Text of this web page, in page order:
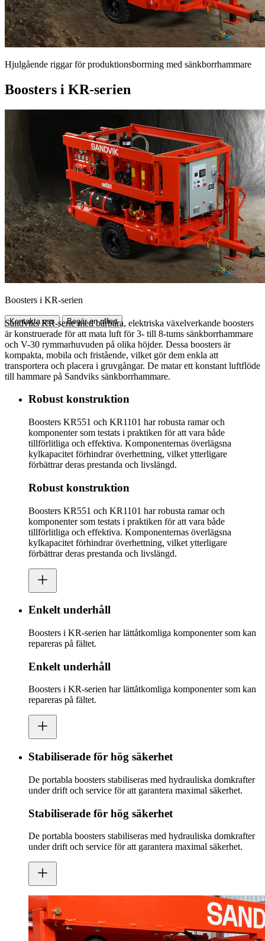
Hjulgående riggar för produktionsborrning med sänkborrhammare
Boosters i KR-serien
Boosters i KR-serien
Kontakta oss Begär en offert
Sandviks KR-serie med bärbara, elektriska växelverkande boosters
är konstruerade för att mata luft för 3- till 8-tums sänkborrhammare
och V-30 rymmarhuvuden på olika höjder. Dessa boosters är
kompakta, mobila och fristående, vilket gör dem enkla att
transportera och placera i gruvgångar. De matar ett konstant luftflöde
till hammare på Sandviks sänkborrhammare.
Robust konstruktion
Boosters KR551 och KR1101 har robusta ramar och
komponenter som testats i praktiken för att vara både
tillförlitliga och effektiva. Komponenternas överlägsna
kylkapacitet förhindrar överhettning, vilket ytterligare
förbättrar deras prestanda och livslängd.
Robust konstruktion
Boosters KR551 och KR1101 har robusta ramar och
komponenter som testats i praktiken för att vara både
tillförlitliga och effektiva. Komponenternas överlägsna
kylkapacitet förhindrar överhettning, vilket ytterligare
förbättrar deras prestanda och livslängd.
Enkelt underhåll
Boosters i KR-serien har lättåtkomliga komponenter som kan
repareras på fältet.
Enkelt underhåll
Boosters i KR-serien har lättåtkomliga komponenter som kan
repareras på fältet.
Stabiliserade för hög säkerhet
De portabla boosters stabiliseras med hydrauliska domkrafter
under drift och service för att garantera maximal säkerhet.
Stabiliserade för hög säkerhet
De portabla boosters stabiliseras med hydrauliska domkrafter
under drift och service för att garantera maximal säkerhet.